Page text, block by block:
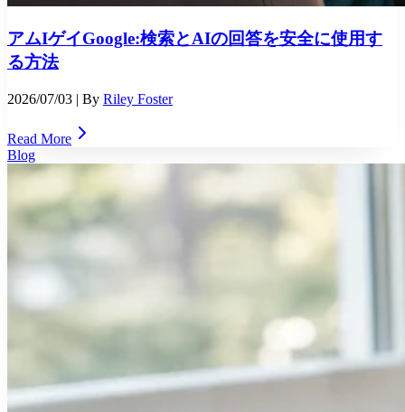
アムIゲイGoogle:検索とAIの回答を安全に使用す
る方法
2026/07/03 | By Riley Foster
Read More
Blog